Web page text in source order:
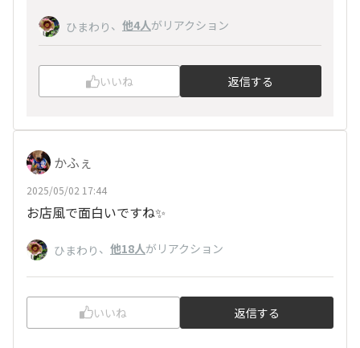
ひまわり 、 他4人がリアクション
いいね 返信する
かふぇ
2025/05/02 17:44
お店風で面白いですね✨️
ひまわり 、 他18人がリアクション
いいね 返信する